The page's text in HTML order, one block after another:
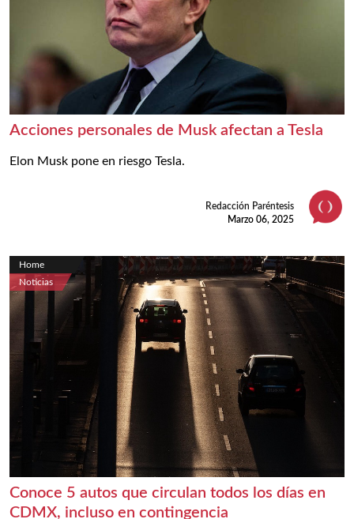
Acciones personales de Musk afectan a Tesla
Elon Musk pone en riesgo Tesla.
Redacción Paréntesis
Marzo 06, 2025
Home
Noticias
Conoce 5 autos que circulan todos los días en
CDMX, incluso en contingencia